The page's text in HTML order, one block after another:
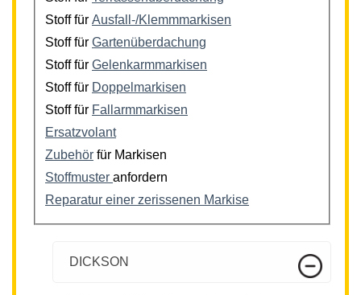
Stoff für Ausfall-/Klemmmarkisen
Stoff für Gartenüberdachung
Stoff für Gelenkarmmarkisen
Stoff für Doppelmarkisen
Stoff für Fallarmmarkisen
Ersatzvolant
Zubehör für Markisen
Stoffmuster anfordern
Reparatur einer zerissenen Markise
DICKSON